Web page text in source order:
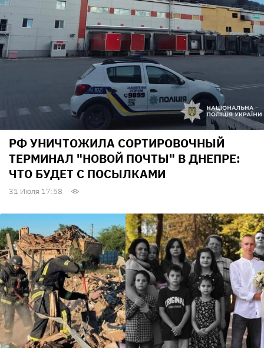
РФ УНИЧТОЖИЛА СОРТИРОВОЧНЫЙ
ТЕРМИНАЛ "НОВОЙ ПОЧТЫ" В ДНЕПРЕ:
ЧТО БУДЕТ С ПОСЫЛКАМИ
31 Июля 17:58